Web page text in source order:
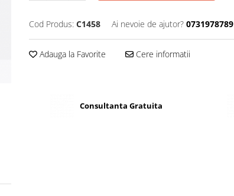
Cod Produs: C1458 Ai nevoie de ajutor? 0731978789
Adauga la Favorite Cere informatii
Consultanta Gratuita